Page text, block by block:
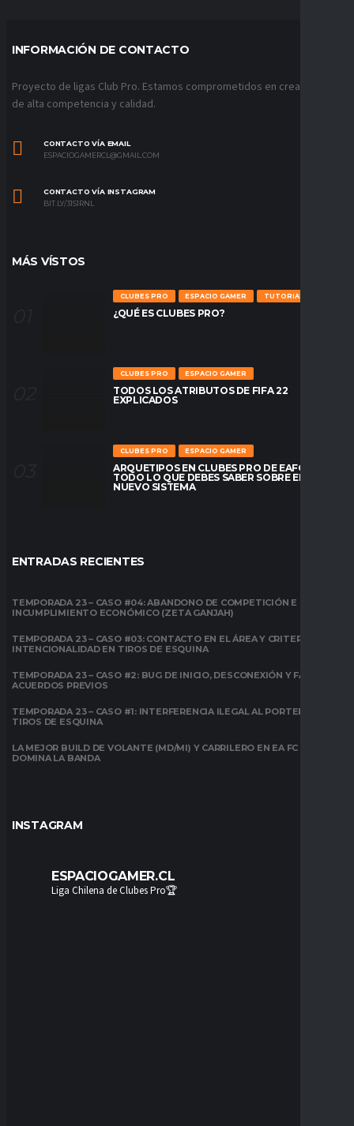
INFORMACIÓN DE CONTACTO
Proyecto de ligas Club Pro. Estamos comprometidos en crear ligas
de alta competencia y calidad.
CONTACTO VÍA EMAIL
ESPACIOGAMERCL@GMAIL.COM
CONTACTO VÍA INSTAGRAM
BIT.LY/31S1RNL
MÁS VÍSTOS
CLUBES PRO ESPACIO GAMER TUTORIALES
¿QUÉ ES CLUBES PRO?
CLUBES PRO ESPACIO GAMER
TODOS LOS ATRIBUTOS DE FIFA 22
EXPLICADOS
CLUBES PRO ESPACIO GAMER
ARQUETIPOS EN CLUBES PRO DE EAFC26:
TODO LO QUE DEBES SABER SOBRE EL
NUEVO SISTEMA
ENTRADAS RECIENTES
TEMPORADA 23 – CASO #04: ABANDONO DE COMPETICIÓN E
INCUMPLIMIENTO ECONÓMICO (ZETA GANJAH)
TEMPORADA 23 – CASO #03: CONTACTO EN EL ÁREA Y CRITERIO DE
INTENCIONALIDAD EN TIROS DE ESQUINA
TEMPORADA 23 – CASO #2: BUG DE INICIO, DESCONEXIÓN Y FALTA DE
ACUERDOS PREVIOS
TEMPORADA 23 – CASO #1: INTERFERENCIA ILEGAL AL PORTERO EN
TIROS DE ESQUINA
LA MEJOR BUILD DE VOLANTE (MD/MI) Y CARRILERO EN EA FC 26:
DOMINA LA BANDA
INSTAGRAM
ESPACIOGAMER.CL
Liga Chilena de Clubes Pro🏆